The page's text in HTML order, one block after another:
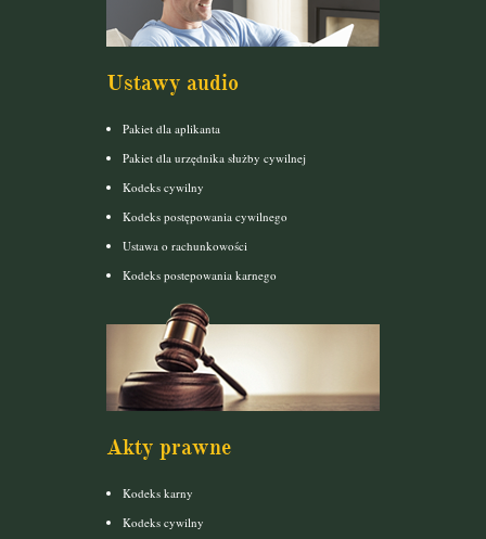
Ustawy audio
Pakiet dla aplikanta
Pakiet dla urzędnika służby cywilnej
Kodeks cywilny
Kodeks postępowania cywilnego
Ustawa o rachunkowości
Kodeks postepowania karnego
Akty prawne
Kodeks karny
Kodeks cywilny